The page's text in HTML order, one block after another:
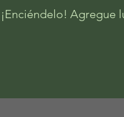
¡Enciéndelo! Agregue